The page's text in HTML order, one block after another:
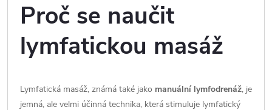
Proč se naučit
lymfatickou masáž
Lymfatická masáž, známá také jako manuální lymfodrenáž, je
jemná, ale velmi účinná technika, která stimuluje lymfatický